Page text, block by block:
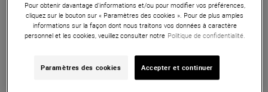
activation/désactivation par commutation). Le mixeur
Reloop Elite DJ offre un réel potentiel de jeu inégalé !
Pour obtenir davantage d'informations et/ou pour modifier vos préférences,
cliquez sur le bouton sur « Paramètres des cookies ». Pour de plus amples
informations sur la façon dont nous traitons vos données à caractère
personnel et les cookies, veuillez consulter notre Politique de confidentialité.
Paramètres des cookies Accepter et continuer